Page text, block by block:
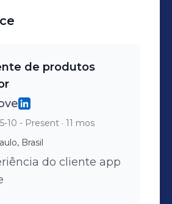
de produtos
10 - Present · 11 mos
Brasil
do cliente app